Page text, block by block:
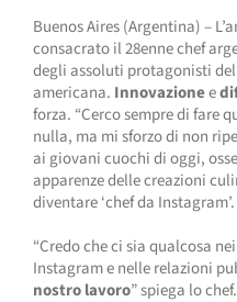
Buenos Aires (Argentina) –
consacrato il 28enne chef
degli assoluti protagonisti
americana. Innovazionee
forza. “Cerco sempre di fare
nulla, ma mi sforzo di non
ai giovani cuochi di oggi,
apparenze delle creazioni
diventare ‘chef da Instagram’.
“Credo che ci sia qualcosa
Instagram e nelle relazioni
nostro lavoro” spiega lo